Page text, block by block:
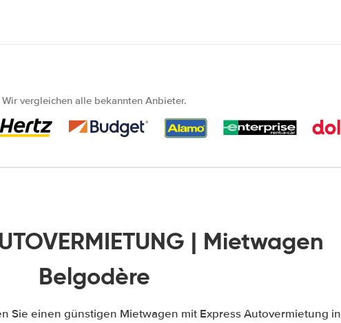
Wir vergleichen alle bekannten Anbieter.
| Mietwagen
Belgodère
Sie einen günstigen Mietwagen mit Express Autovermietung in